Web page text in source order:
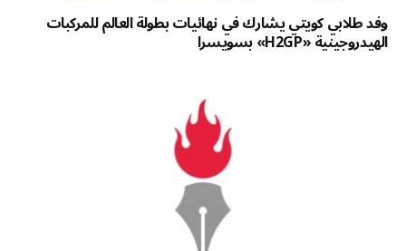
وفد طلابي كويتي يشارك في نهائيات بطولة العالم للمركبات
الهيدروجينية «H2GP» بسويسرا